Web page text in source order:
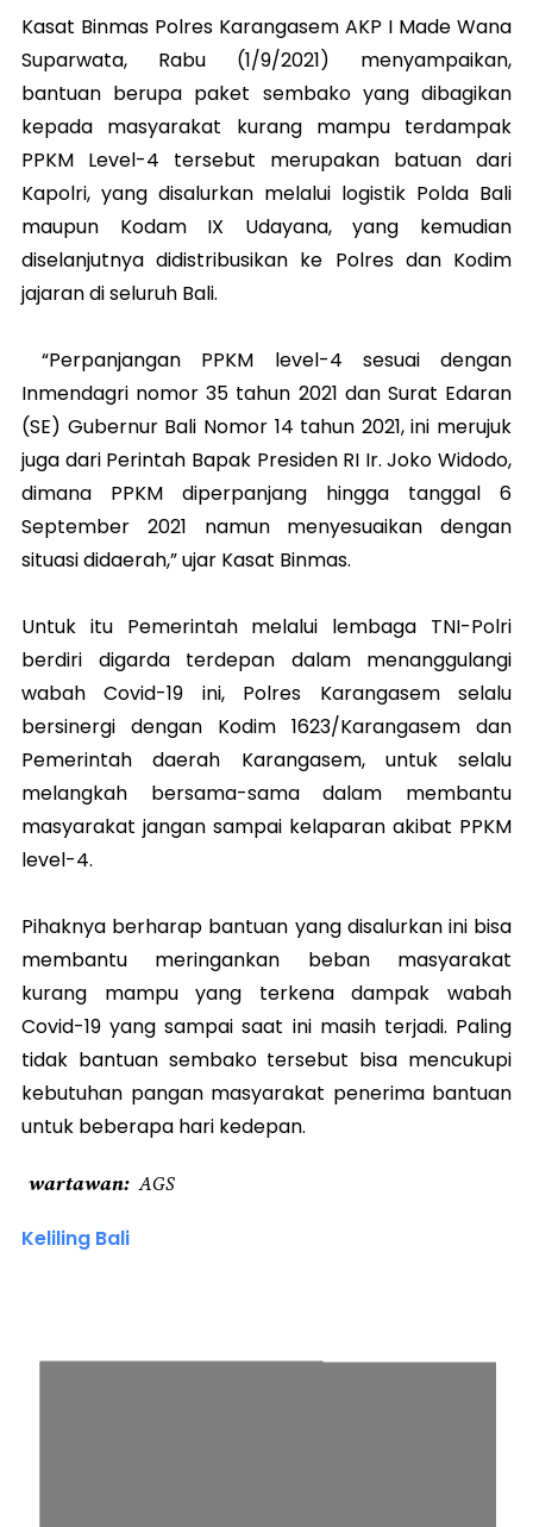
Kasat Binmas Polres Karangasem AKP I Made Wana
Suparwata, Rabu (1/9/2021) menyampaikan,
bantuan berupa paket sembako yang dibagikan
kepada masyarakat kurang mampu terdampak
PPKM Level-4 tersebut merupakan batuan dari
Kapolri, yang disalurkan melalui logistik Polda Bali
maupun Kodam IX Udayana, yang kemudian
diselanjutnya didistribusikan ke Polres dan Kodim
jajaran di seluruh Bali.
“Perpanjangan PPKM level-4 sesuai dengan
Inmendagri nomor 35 tahun 2021 dan Surat Edaran
(SE) Gubernur Bali Nomor 14 tahun 2021, ini merujuk
juga dari Perintah Bapak Presiden RI Ir. Joko Widodo,
dimana PPKM diperpanjang hingga tanggal 6
September 2021 namun menyesuaikan dengan
situasi didaerah,” ujar Kasat Binmas.
Untuk itu Pemerintah melalui lembaga TNI-Polri
berdiri digarda terdepan dalam menanggulangi
wabah Covid-19 ini, Polres Karangasem selalu
bersinergi dengan Kodim 1623/Karangasem dan
Pemerintah daerah Karangasem, untuk selalu
melangkah bersama-sama dalam membantu
masyarakat jangan sampai kelaparan akibat PPKM
level-4.
Pihaknya berharap bantuan yang disalurkan ini bisa
membantu meringankan beban masyarakat
kurang mampu yang terkena dampak wabah
Covid-19 yang sampai saat ini masih terjadi. Paling
tidak bantuan sembako tersebut bisa mencukupi
kebutuhan pangan masyarakat penerima bantuan
untuk beberapa hari kedepan.
wartawan AGS
Keliling Bali